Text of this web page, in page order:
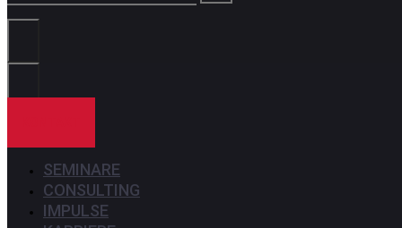
Sie?
SEMINARE
CONSULTING
IMPULSE